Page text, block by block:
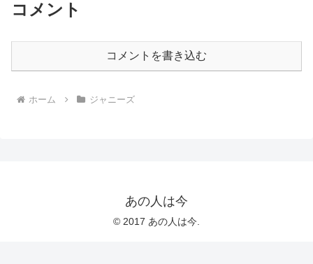
コメント
コメントを書き込む
ホーム ジャニーズ
あの人は今
© 2017 あの人は今.